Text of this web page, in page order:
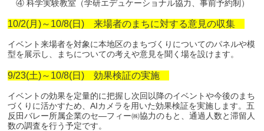
④ 科学実験教室（学研エデュケーショナル協力、事前予約制）
10/2(月)～10/8(日) 来場者のまちに対する意見の収集
イベント来場者を対象に本地区のまちづくりについてのパネルや模
型を展示し、まちについての考えや意見を聞く場を設けます。
9/23(土)～10/8(日) 効果検証の実施
イベントの効果を定量的に把握し次回以降のイベントや今後のまち
づくりに活かすため、AIカメラを用いた効果検証を実施します。五
反田バレー所属企業のセ―フィー㈱協力のもと、通過人数と滞留人
数の調査を行う予定です。